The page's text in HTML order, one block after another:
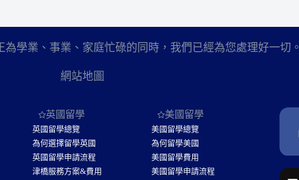
學業、事業、家庭忙碌的同時，我們已經為您處理好一切。
網站地圖
英國留學
英國留學總覽
為何選擇留學英國
英國留學申請流程
津橋服務方案&費用
美國留學
美國留學總覽
為何留學美國
美國留學費用
美國留學申請流程